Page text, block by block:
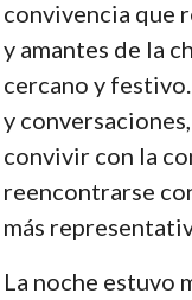
convivencia que
y amantes de la
cercano y
y
convivir con la
reencontrarse
más
La noche estuvo